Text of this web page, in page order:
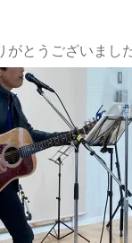
とうございました